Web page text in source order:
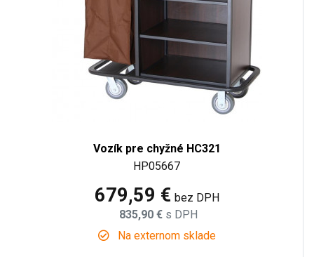
Vozík pre chyžné HC321
HP05667
679,59 € bez DPH
835,90 € s DPH
Na externom sklade